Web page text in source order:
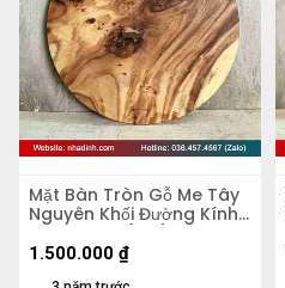
Mặt Bàn Tròn Gỗ Me Tây
Nguyên Khối Đường Kính
74 Dày 3.8 (cm)
1.500.000 ₫